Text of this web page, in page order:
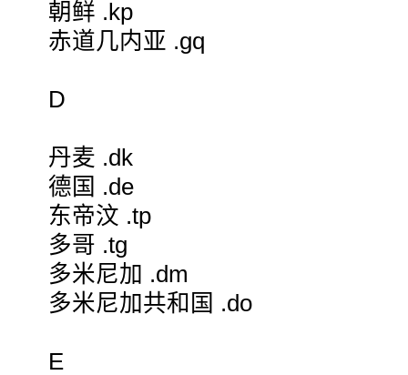
朝鲜 .kp
赤道几内亚 .gq
D
丹麦 .dk
德国 .de
东帝汶 .tp
多哥 .tg
多米尼加 .dm
多米尼加共和国 .do
E